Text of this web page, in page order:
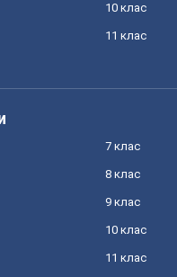
10 клас
11 клас
7 клас
8 клас
9 клас
10 клас
11 клас